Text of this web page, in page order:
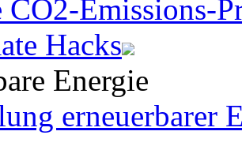
CO2-Emissions-
Hacks
Energie
erneuerbarer